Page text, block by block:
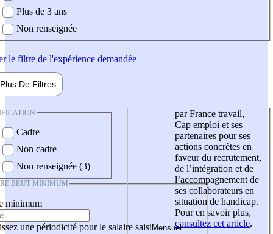
Plus de 3 ans
Non renseignée
le filtre de l'expérience demandée
Plus De Filtres
Cadre
Non cadre
Non renseignée (3)
BRUT MINIMUM
minimum
une périodicité pour le salaire saisi
par France travail,
Cap emploi et ses
partenaires pour ses
actions concrètes en
faveur du recrutement,
de l’intégration et de
l’accompagnement de
ses collaborateurs en
situation de handicap.
Pour en savoir plus,
consultez cet article.